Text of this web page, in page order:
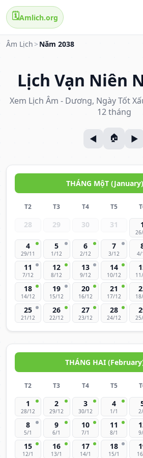
🗓️Amlich.org
Âm Lịch > Năm 2038
Lịch Vạn Niên
Xem Lịch Âm - Dương, Ngày Tốt
12 tháng
THÁNG MộT
T2 T3 T4 T5
28 29 30 31 1
4
29/11
5
1/12
6
2/12
7
3/12 4/
11
7/12
12
8/12
13
9/12
14
10/12
18
14/12
19
15/12
20
16/12
21
17/12
25
21/12
26
22/12
27
23/12
28
24/12
THÁNG HAI
T2 T3 T4 T5
1
28/12
2
29/12
3
30/12
4
1/1
8
5/1
9
6/1
10
7/1
11
8/1
15
12/1
16
13/1
17
14/1
18
15/1